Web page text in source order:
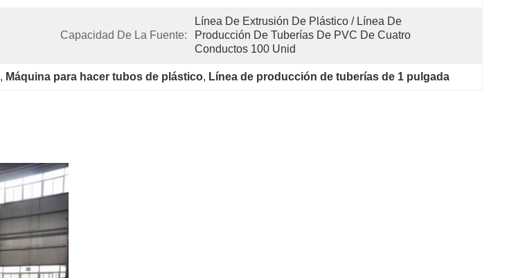
Capacidad De La Fuente:
Línea De Extrusión De Plástico / Línea De
Producción De Tuberías De PVC De Cuatro
Conductos 100 Unid
, Máquina para hacer tubos de plástico, Línea de producción de tuberías de 1 pulgada